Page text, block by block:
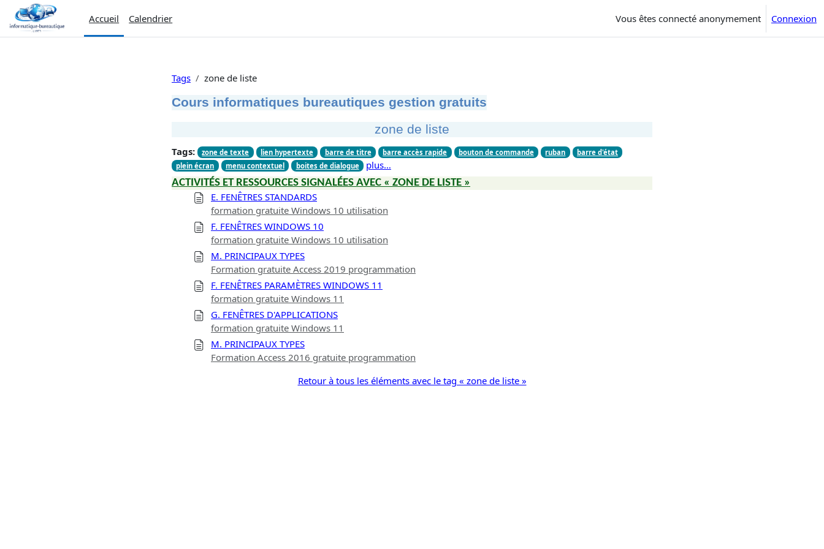
Passer au contenu principal
Accueil
Calendrier Vous êtes connecté anonymement Connexion
Tags zone de liste
Cours informatiques bureautiques gestion gratuits
zone de liste
Tags: zone de texte lien hypertexte barre de titre barre accès rapide bouton de commande ruban
barre d'état
plein écran
menu contextuel boites de dialogue plus…
ACTIVITÉS ET RESSOURCES SIGNALÉES AVEC « ZONE DE LISTE »
E. FENÊTRES STANDARDS
formation gratuite Windows 10 utilisation
F. FENÊTRES WINDOWS 10
formation gratuite Windows 10 utilisation
M. PRINCIPAUX TYPES
Formation gratuite Access 2019 programmation
F. FENÊTRES PARAMÈTRES WINDOWS 11
formation gratuite Windows 11
G. FENÊTRES D'APPLICATIONS
formation gratuite Windows 11
M. PRINCIPAUX TYPES
Formation Access 2016 gratuite programmation
Retour à tous les éléments avec le tag « zone de liste »